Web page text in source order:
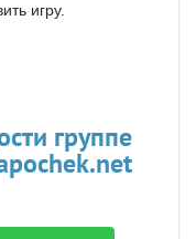
игру.
группе